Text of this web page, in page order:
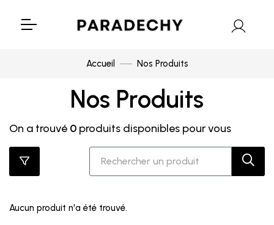
Accueil Nos Produits
Nos Produits
On a trouvé 0 produits disponibles pour vous
Aucun produit n'a été trouvé.